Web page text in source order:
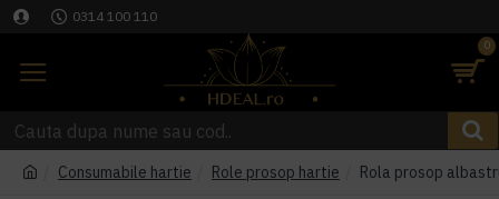
0314 100 110
0
Consumabile hartie Role prosop hartie Rola prosop